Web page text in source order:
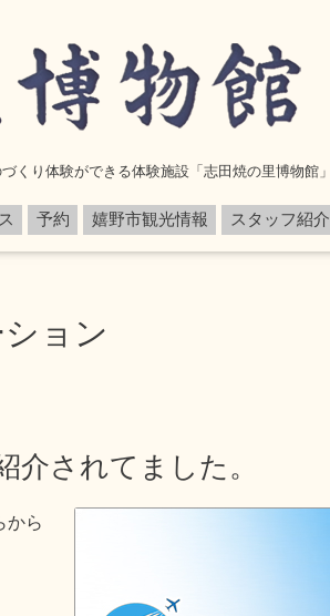
くり体験ができる体験施設「志田焼の里博物館」
予約 嬉野市観光情報 スタッフ紹介
ョン
介されてました。
から